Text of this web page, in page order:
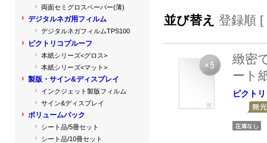
並び替え 登録順 [
緻密
ート
ピクト
両面セミグロスペーパー(薄)
デジタルネガ用フィルム
デジタルネガフィルムTPS100
ピクトリコプルーフ
本紙シリーズ<グロス>
本紙シリーズ<マット>
製版・サイン&ディスプレイ
インクジェット製版フィルム
サイン&ディスプレイ
ボリュームパック
シート品/5冊セット
シート品/10冊セット